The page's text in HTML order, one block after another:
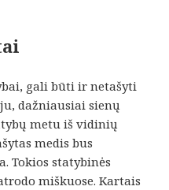
gali būti ir netašyti
dažniausiai sienų
metu iš vidinių
medis bus
Tokios statybinės
miškuose. Kartais